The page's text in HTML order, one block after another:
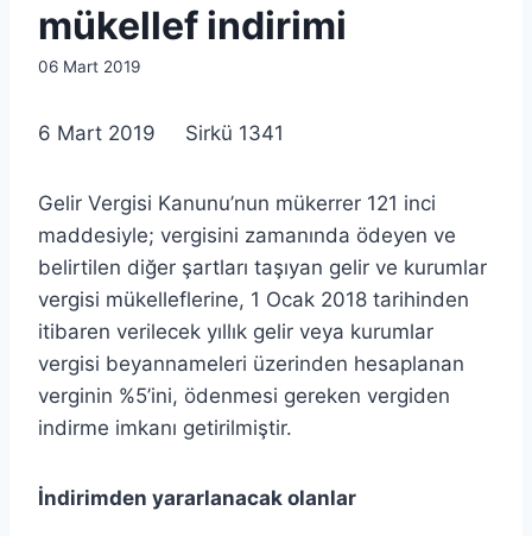
mükellef indirimi
By
06 Mart 2019
6 Mart 2019 Sirkü 1341
Gelir Vergisi Kanunu’nun mükerrer 121 inci
maddesiyle; vergisini zamanında ödeyen ve
belirtilen diğer şartları taşıyan gelir ve kurumlar
vergisi mükelleflerine, 1 Ocak 2018 tarihinden
itibaren verilecek yıllık gelir veya kurumlar
vergisi beyannameleri üzerinden hesaplanan
verginin %5’ini, ödenmesi gereken vergiden
indirme imkanı getirilmiştir.
İndirimden yararlanacak olanlar